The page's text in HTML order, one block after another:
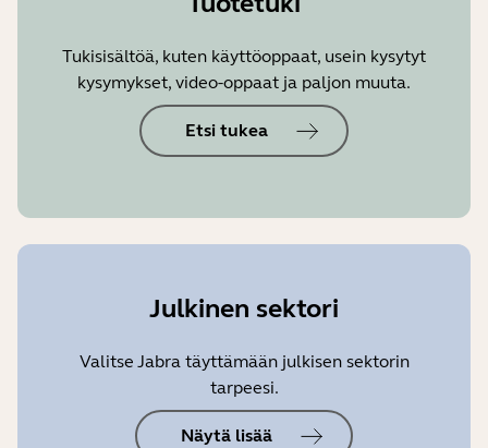
Tukisisältöä, kuten käyttöoppaat, usein kysytyt
kysymykset, video-oppaat ja paljon muuta.
Etsi tukea
Julkinen sektori
Valitse Jabra täyttämään julkisen sektorin
tarpeesi.
Näytä lisää